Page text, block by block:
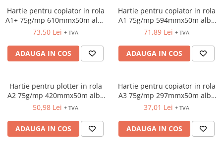
COMUNICARE & PREZENTARE
FLIPCHART
SISTEME DE AFISARE SI DE
PREZENTARE
TABLE DE CONFERINTA
VIDEOPROIECTOARE
ECRANE DE PROTECTIE SI
ACCESORII PENTRU TABLE SI
ECUSOANE
Hartie pentru copiator in rola
A1+ 75g/mp 610mmx50m alba
Xerox
73,50 Lei + TVA
ADAUGA IN COS
Hartie pentru copiator in rola
A1 75g/mp 594mmx50m alba
Xerox
71,89 Lei + TVA
ADAUGA IN COS
Hartie pentru plotter in rola
A2 75g/mp 420mmx50m alba
Xerox
50,98 Lei + TVA
ADAUGA IN COS
Hartie pentru copiator in rola
A3 75g/mp 297mmx50m alba
Xerox
37,01 Lei + TVA
ADAUGA IN COS